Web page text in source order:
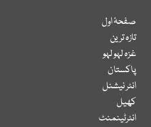
صفحۂ اول
تازہ ترین
غزہ لہو لہو
پاکستان
انٹر نیشنل
کھیل
انٹرٹینمنٹ